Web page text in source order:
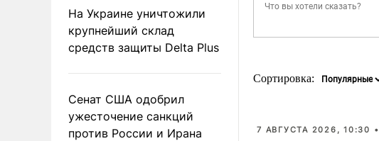
На Украине уничтожили
крупнейший склад
средств защиты Delta Plus
Сенат США одобрил
ужесточение санкций
против России и Ирана
Сортировка:
7 АВГУСТА 2026, 10:30 •